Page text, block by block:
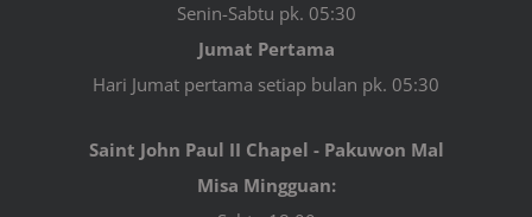
Senin-Sabtu pk. 05:30
Jumat Pertama
Hari Jumat pertama setiap bulan pk. 05:30
Saint John Paul II Chapel - Pakuwon Mal
Misa Mingguan: